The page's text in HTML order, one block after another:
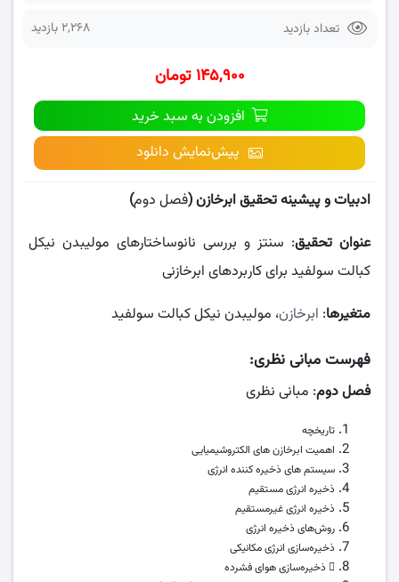
تعداد بازدید 2,268 بازدید
۱۴۵,۹۰۰ تومان
افزودن به سبد خرید
پیش‌نمایش دانلود
ادبیات و پیشینه تحقیق ابرخازن (فصل دوم)
عنوان تحقیق: سنتز و بررسی نانوساختارهای مولیبدن نیکل
کبالت سولفید برای کاربردهای ابرخازنی
متغیرها: ابرخازن، مولیبدن نیکل کبالت سولفید
فهرست مبانی نظری:
فصل دوم: مبانی نظری
تاریخچه
اهمیت ابرخازن های الکتروشیمیایی
سیستم های ذخیره کننده انرژی
ذخیره انرژی مستقیم
ذخیره انرژی غیرمستقیم
روش‌های ذخیره انرژی
ذخیره‌سازی انرژی مکانیکی
 ذخیره‌سازی هوای فشرده